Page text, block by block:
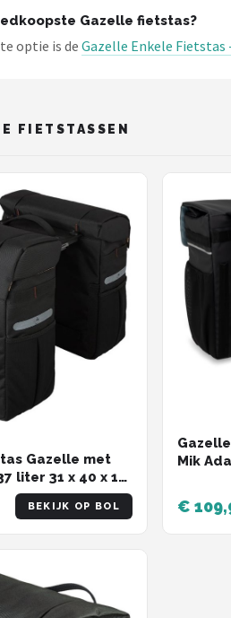
Gazelle fietstas?
optie is de Gazelle Enkele
FIETSTASSEN
Gazelle met
liter 31 x 40 x 15
BEKIJK OP BOL
Mik
€